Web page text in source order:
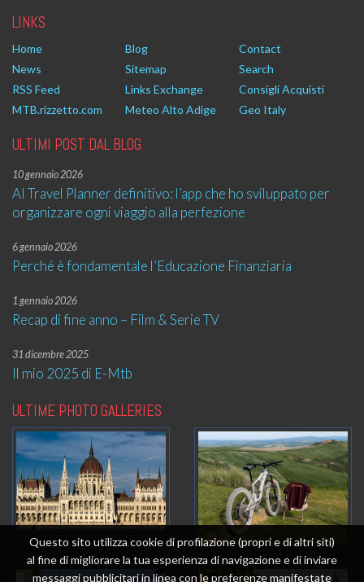
LINKS
Home Blog
Contact
News
Sitemap
Search
RSS Feed
Links Exchange
Consigli Acquisti
MTB.rizzetto.com
Meteo Alto Adige Geo Italy
ULTIMI POST DAL BLOG
10 gennaio 2026
AI Travel Planner definitivo: l’app che ho sviluppato per
organizzare ogni viaggio alla perfezione
6 gennaio 2026
Perché è fondamentale l’Educazione Finanziaria
1 gennaio 2026
Recap di fine anno – Film & Serie TV
31 dicembre 2025
Il mio 2025 di E-Mtb
ULTIME PHOTO GALLERIES
Questo sito utilizza cookie di profilazione (propri e di altri siti)
al fine di migliorare la tua esperienza di navigazione e di inviare
messaggi pubblicitari in linea con le preferenze manifestate